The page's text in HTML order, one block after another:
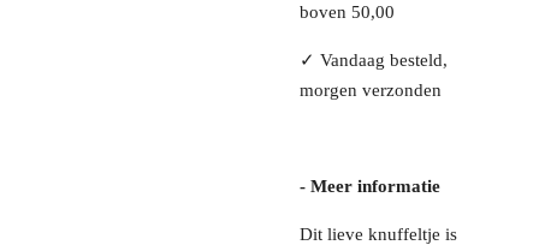
boven 50,00
✓ Vandaag besteld,
morgen verzonden
- Meer informatie
Dit lieve knuffeltje is